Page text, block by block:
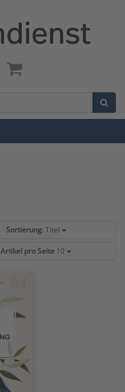
Sortierung: Titel
Artikel pro Seite 10